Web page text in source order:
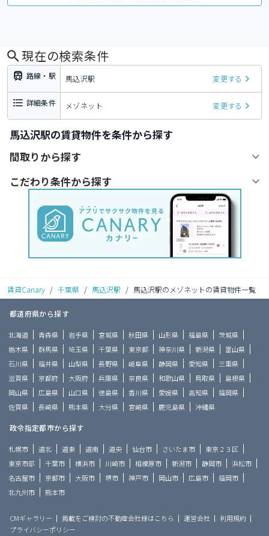
現在の検索条件
路線・駅 馬込沢駅 変更する
詳細条件 メゾネット 変更する
馬込沢駅の賃貸物件を条件から探す
間取りから探す
こだわり条件から探す
賃貸Canary / 千葉県 / 馬込沢駅 / 馬込沢駅のメゾネットの賃貸物件一覧
都道府県から探す
北海道 青森県 岩手県 宮城県 秋田県 山形県 福島県
茨城県
栃木県
群馬県 埼玉県 千葉県 東京都 神奈川県 新潟県
富山県
石川県
福井県 山梨県 長野県 岐阜県 静岡県 愛知県
三重県
滋賀県
京都府 大阪府 兵庫県 奈良県 和歌山県 鳥取県
島根県
岡山県
広島県 山口県 徳島県 香川県 愛媛県 高知県
福岡県
佐賀県
長崎県 熊本県 大分県 宮崎県 鹿児島県 沖縄県
政令指定都市から探す
札幌市 道北 道東 道南 道央 仙台市 さいたま市
東京２３区
東京市部
千葉市 横浜市 川崎市 相模原市 新潟市 静岡市
浜松市
名古屋市
京都市 大阪市 堺市 神戸市 岡山市 広島市
福岡市
北九州市
熊本市
CMギャラリー 掲載をご検討の不動産会社様はこちら 運営会社
利用規約
プライバシーポリシー